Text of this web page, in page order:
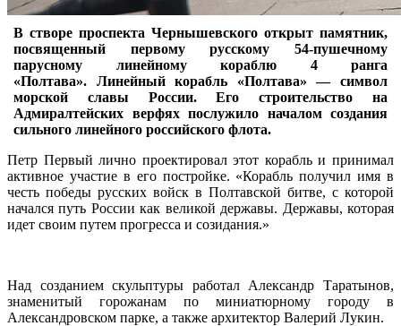
В створе проспекта Чернышевского открыт памятник,
посвященный первому русскому 54-пушечному
парусному линейному кораблю 4 ранга
«Полтава». Линейный корабль «Полтава» — символ
морской славы России. Его строительство на
Адмиралтейских верфях послужило началом создания
сильного линейного российского флота.
Петр Первый лично проектировал этот корабль и принимал
активное участие в его постройке. «Корабль получил имя в
честь победы русских войск в Полтавской битве, с которой
начался путь России как великой державы. Державы, которая
идет своим путем прогресса и созидания.»
Над созданием скульптуры работал Александр Таратынов,
знаменитый горожанам по миниатюрному городу в
Александровском парке, а также архитектор Валерий Лукин.